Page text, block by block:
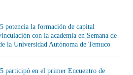
potencia la formación de capital
con la academia en Semana de
la Universidad Autónoma de Temuco
participó en el primer Encuentro de